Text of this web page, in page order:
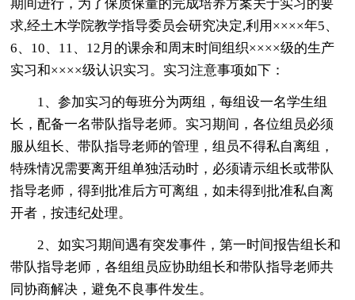
期间进行，为了保质保量的完成培养方案关于实习的要
求,经土木学院教学指导委员会研究决定,利用××××年5、
6、10、11、12月的课余和周末时间组织××××级的生产
实习和××××级认识实习。实习注意事项如下：
1、参加实习的每班分为两组，每组设一名学生组
长，配备一名带队指导老师。实习期间，各位组员必须
服从组长、带队指导老师的管理，组员不得私自离组，
特殊情况需要离开组单独活动时，必须请示组长或带队
指导老师，得到批准后方可离组，如未得到批准私自离
开者，按违纪处理。
2、如实习期间遇有突发事件，第一时间报告组长和
带队指导老师，各组组员应协助组长和带队指导老师共
同协商解决，避免不良事件发生。